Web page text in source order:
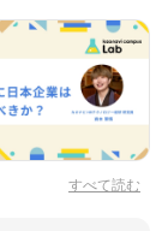
すべて読む